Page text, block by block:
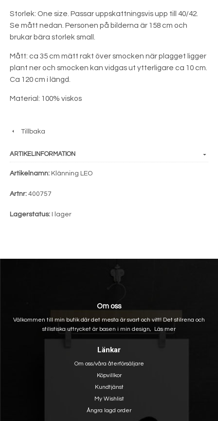
Storlek: One size. Passar uppskattningsvis upp till 40/42.
Se mått nedan. Personen på bilderna är 158 cm och
brukar bära storlek small.
Mått: ca 35 cm mätt rakt över smocken när plagget ligger
plant ner och smocken kan vidgas ut ytterligare ca 10 cm.
Ca 120 cm i längd.
Material: 100% viskos
Tillbaka
ARTIKELINFORMATION
Artikelnamn: Klänning LEO
Artnr: 400757
Lagerstatus: I lager
Om oss
Välkommen till min butik där det mesta är svart och vitt! Det stilrena och
stilistiska uttrycket är basen i min design, Läs mer
Länkar
Om oss/våra återförsäljare
Köpvillkor
Kundtjänst
My Wishlist
Ångra lagd order